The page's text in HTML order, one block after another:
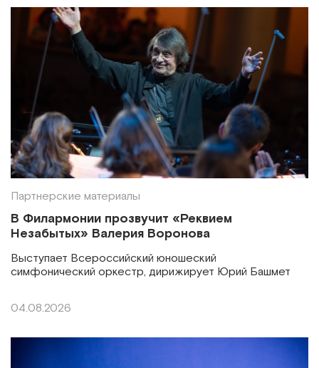
Партнерские материалы
В Филармонии прозвучит «Реквием
Незабытых» Валерия Воронова
Выступает Всероссийский юношеский
симфонический оркестр, дирижирует Юрий Башмет
04.08.2026